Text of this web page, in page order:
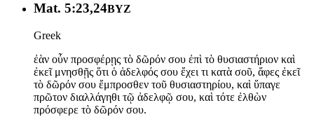
Mat. 5:23,24BYZ
Greek
ἐὰν οὖν προσφέρῃς τὸ δῶρόν σου ἐπὶ τὸ θυσιαστήριον καὶ
ἐκεῖ μνησθῇς ὅτι ὁ ἀδελφός σου ἔχει τι κατὰ σοῦ, ἄφες ἐκεῖ
τὸ δῶρόν σου ἔμπροσθεν τοῦ θυσιαστηρίου, καὶ ὕπαγε
πρῶτον διαλλάγηθι τῷ ἀδελφῷ σου, καὶ τότε ἐλθὼν
πρόσφερε τὸ δῶρόν σου.